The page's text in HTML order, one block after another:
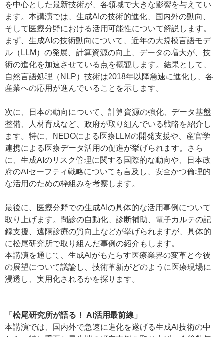
を中心とした最新技術が、各領域で大きな影響を与えてい
ます。本講演では、生成AIの技術的進化、国内外の動向、
そして医療分野における活用可能性について解説します。
まず、生成AIの技術動向について、近年の大規模言語モデ
ル（LLM）の発展、計算資源の向上、データの増大が、技
術の進化を加速させている点を概観します。結果として、
自然言語処理（NLP）技術は2018年以降急速に進化し、各
産業への応用が進んでいることを示します。
次に、日本の動向について、計算資源の強化、データ基盤
整備、人材育成など、政府が取り組んでいる戦略を紹介し
ます。特に、NEDOによる医療LLMの開発支援や、産官学
連携による医療データ活用の促進が挙げられます。さら
に、生成AIのリスク管理に関する国際的な動向や、日本政
府のAIセーフティ戦略についても言及し、安全かつ倫理的
な活用のための枠組みを考察します。
最後に、医療分野での生成AIの具体的な活用事例について
取り上げます。問診の自動化、診断補助、電子カルテの記
録支援、遠隔診療の質向上などが挙げられますが、具体的
に松尾研究所で取り組んだ事例の紹介もします。
本講演を通じて、生成AIがもたらす医療業界の変革と今後
の展望について議論し、技術革新がどのように医療現場に
浸透し、実用化されるかを探ります。
「松尾研究所が語る！ AI活用最前線」
本講演では、国内外で急速に進化を遂げる生成AI技術の中